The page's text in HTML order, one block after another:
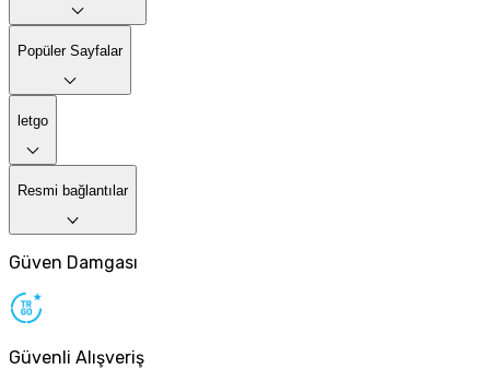
Popüler Sayfalar
letgo
Resmi bağlantılar
Güven Damgası
Güvenli Alışveriş